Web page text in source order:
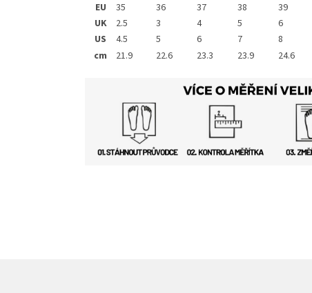
EU
35 36 37 38 39
UK
2.5 3 4 5 6
US
4.5 5 6 7 8
cm
21.9 22.6 23.3 23.9 24.6